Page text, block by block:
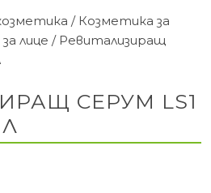
/ Козметика за
лице / Ревитализиращ
СЕРУМ LS1